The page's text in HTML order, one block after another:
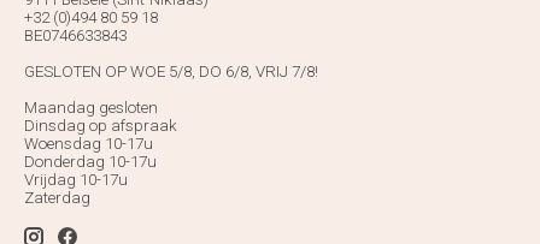
+32 (0)494 80 59 18
BE0746633843
GESLOTEN OP WOE 5/8, DO 6/8, VRIJ 7/8!
Maandag gesloten
Dinsdag op afspraak
Woensdag 10-17u
Donderdag 10-17u
Vrijdag 10-17u
Zaterdag